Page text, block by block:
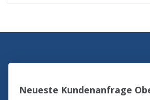
Neueste Kundenanfrage